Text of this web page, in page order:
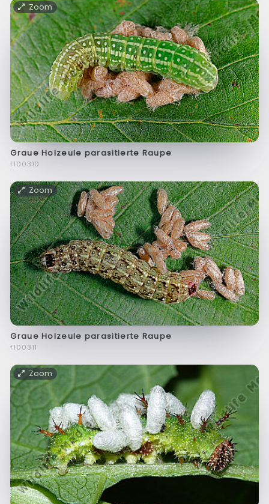
Zoom
Graue Holzeule parasitierte Raupe
f100310
Zoom
Graue Holzeule parasitierte Raupe
f100311
Zoom